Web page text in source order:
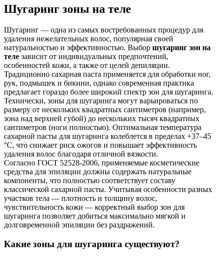
Шугаринг зоны на теле
Шугаринг — одна из самых востребованных процедур для
удаления нежелательных волос, популярная своей
натуральностью и эффективностью. Выбор шугаринг зон на
теле зависит от индивидуальных предпочтений,
особенностей кожи, а также от целей депиляции.
Традиционно сахарная паста применяется для обработки ног,
рук, подмышек и бикини, однако современная практика
предлагает гораздо более широкий спектр зон для шугаринга.
Технически, зоны для шугаринга могут варьироваться по
размеру от нескольких квадратных сантиметров (например,
зона над верхней губой) до нескольких тысяч квадратных
сантиметров (ноги полностью). Оптимальная температура
сахарной пасты для шугаринга колеблется в пределах +37–45
°C, что снижает риск ожогов и повышает эффективность
удаления волос благодаря отличной вязкости.
Согласно ГОСТ 52528-2006, применяемые косметические
средства для эпиляции должны содержать натуральные
компоненты, что полностью соответствует составу
классической сахарной пасты. Учитывая особенности разных
участков тела — плотность и толщину волос,
чувствительность кожи — корректный выбор зон для
шугаринга позволяет добиться максимально мягкой и
долговременной эпиляции без раздражений.
Какие зоны для шугаринга существуют?